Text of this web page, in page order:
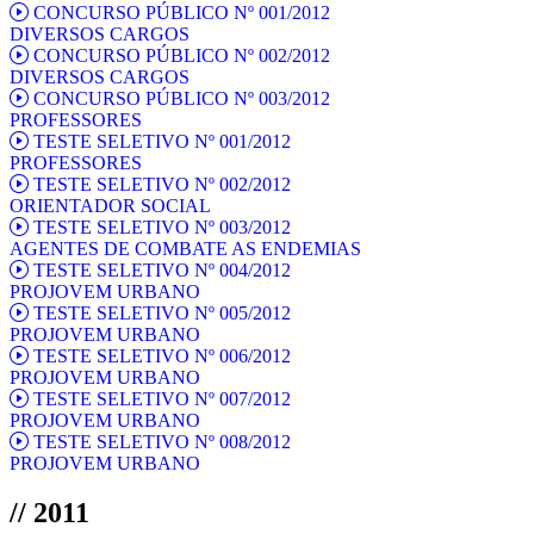
CONCURSO PÚBLICO Nº 001/2012
DIVERSOS CARGOS
CONCURSO PÚBLICO Nº 002/2012
DIVERSOS CARGOS
CONCURSO PÚBLICO Nº 003/2012
PROFESSORES
TESTE SELETIVO Nº 001/2012
PROFESSORES
TESTE SELETIVO Nº 002/2012
ORIENTADOR SOCIAL
TESTE SELETIVO Nº 003/2012
AGENTES DE COMBATE AS ENDEMIAS
TESTE SELETIVO Nº 004/2012
PROJOVEM URBANO
TESTE SELETIVO Nº 005/2012
PROJOVEM URBANO
TESTE SELETIVO Nº 006/2012
PROJOVEM URBANO
TESTE SELETIVO Nº 007/2012
PROJOVEM URBANO
TESTE SELETIVO Nº 008/2012
PROJOVEM URBANO
// 2011